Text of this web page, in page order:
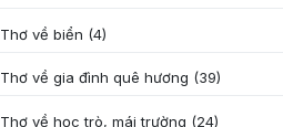
Thơ về biển (4)
Thơ về gia đình quê hương (39)
Thơ về học trò, mái trường (24)